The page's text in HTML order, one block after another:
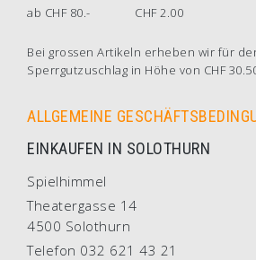
ab CHF 80.-
CHF 2.00
Bei grossen Artikeln erheben wir für
Sperrgutzuschlag in Höhe von CHF
ALLGEMEINE
EINKAUFEN IN SOLOTHURN
Spielhimmel
Theatergasse 14
4500 Solothurn
Telefon 032 621 43 21